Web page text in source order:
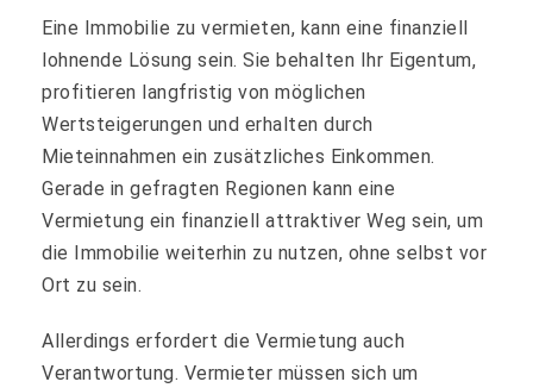
Eine Immobilie zu vermieten, kann eine finanziell
lohnende Lösung sein. Sie behalten Ihr Eigentum,
profitieren langfristig von möglichen
Wertsteigerungen und erhalten durch
Mieteinnahmen ein zusätzliches Einkommen.
Gerade in gefragten Regionen kann eine
Vermietung ein finanziell attraktiver Weg sein, um
die Immobilie weiterhin zu nutzen, ohne selbst vor
Ort zu sein.
Allerdings erfordert die Vermietung auch
Verantwortung. Vermieter müssen sich um